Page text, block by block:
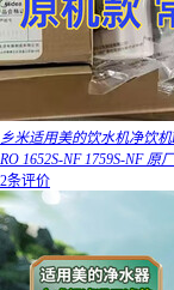
乡米适用美的饮水机净饮机
RO 1652S-NF 1759S-NF 原
2条评价